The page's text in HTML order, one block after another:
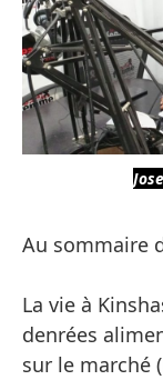
Au sommaire
La vie à
denrées
sur le marché